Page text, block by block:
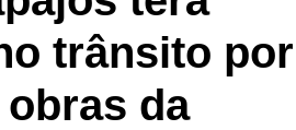
trânsito por
da